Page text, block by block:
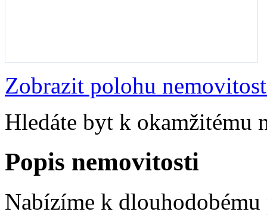
Zobrazit polohu
Hledáte byt k okamžitému
Popis nemovitosti
Nabízíme k